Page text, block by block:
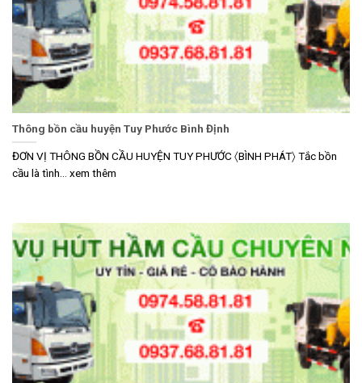
Thông bồn cầu huyện Tuy Phước Bình Định
ĐƠN VỊ THÔNG BỒN CẦU HUYỆN TUY PHƯỚC 〈BÌNH PHÁT〉 Tắc bồn
cầu là tình... xem thêm